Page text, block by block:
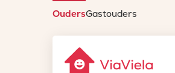
OudersGastouders